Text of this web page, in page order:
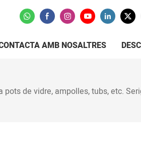
AMB NOSALTRES
de vidre, ampolles, tubs, etc.